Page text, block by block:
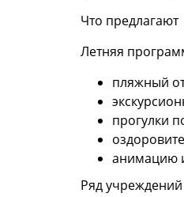
Что предлагают
Летняя
пляжный
прогулки
анимацию
Ряд